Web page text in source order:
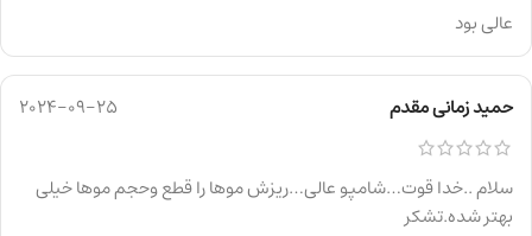
عالی بود
حمید زمانی مقدم 2024-09-25
سلام ..خدا قوت…شامپو عالی…ریزش موها را قطع وحجم موها خیلی
بهتر شده.تشکر